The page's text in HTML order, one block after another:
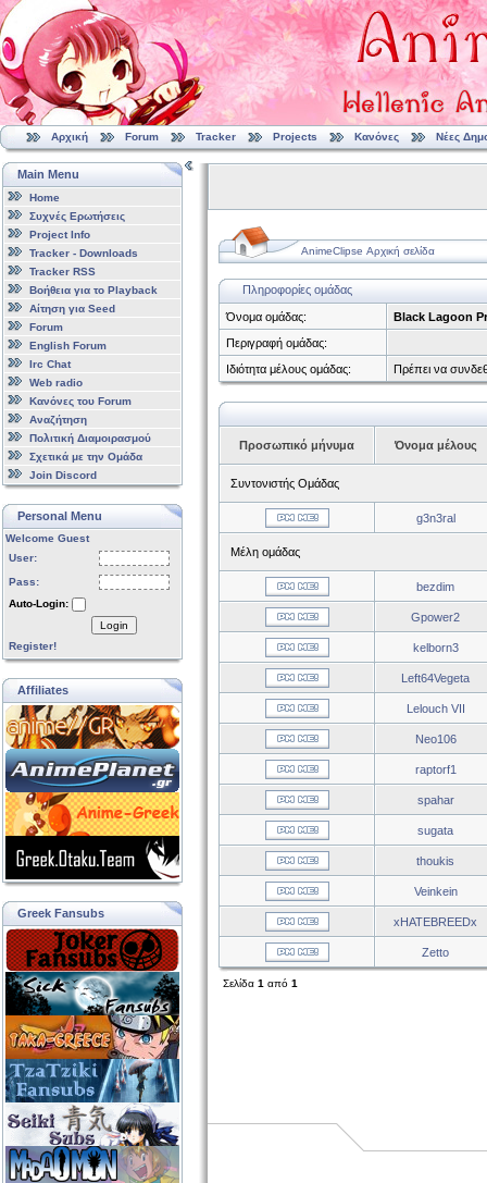
Αρχική Forum Tracker Projects Κανόνες Νέες
Main Menu
Home
Συχνές Ερωτήσεις
Project Info
Tracker - Downloads
Tracker RSS
Βοήθεια για το Playback
Αίτηση για Seed
Forum
English Forum
Irc Chat
Web radio
Κανόνες του Forum
Αναζήτηση
Πολιτική Διαμοιρασμού
Σχετικά με την Ομάδα
Join Discord
Personal Menu
Welcome Guest
User:
Pass:
Auto-Login:
Login
Register!
Affiliates
Greek Fansubs
AnimeClipse Αρχική σελίδα
Πληροφορίες ομάδας
Όνομα ομάδας:
Black Lagoon
Περιγραφή ομάδας:
Ιδιότητα μέλους ομάδας:
Πρέπει να
Προσωπικό μήνυμα Όνομα μέλους
Συντονιστής Ομάδας
g3n3ral
Μέλη ομάδας
bezdim
Gpower2
kelborn3
Left64Vegeta
Lelouch VII
Neo106
raptorf1
spahar
sugata
thoukis
Veinkein
xHATEBREEDx
Zetto
Σελίδα 1 από 1